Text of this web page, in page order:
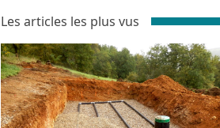
Les articles les plus vus